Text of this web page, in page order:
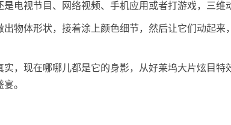
电视节目、网络视频、手机应用或者打游戏，三维
物体形状，接着涂上颜色细节，然后让它们动起
，现在哪哪儿都是它的身影，从好莱坞大片炫目
。